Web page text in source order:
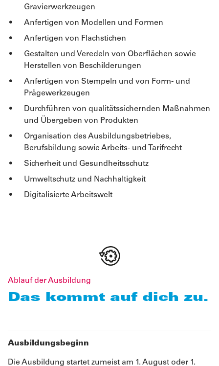
Gravierwerkzeugen
Anfertigen von Modellen und Formen
Anfertigen von Flachstichen
Gestalten und Veredeln von Oberflächen sowie
Herstellen von Beschilderungen
Anfertigen von Stempeln und von Form- und
Prägewerkzeugen
Durchführen von qualitätssichernden Maßnahmen
und Übergeben von Produkten
Organisation des Ausbildungsbetriebes,
Berufsbildung sowie Arbeits- und Tarifrecht
Sicherheit und Gesundheitsschutz
Umweltschutz und Nachhaltigkeit
Digitalisierte Arbeitswelt
Ablauf der Ausbildung
Das kommt auf dich zu.
Ausbildungsbeginn
Die Ausbildung startet zumeist am 1. August oder 1.